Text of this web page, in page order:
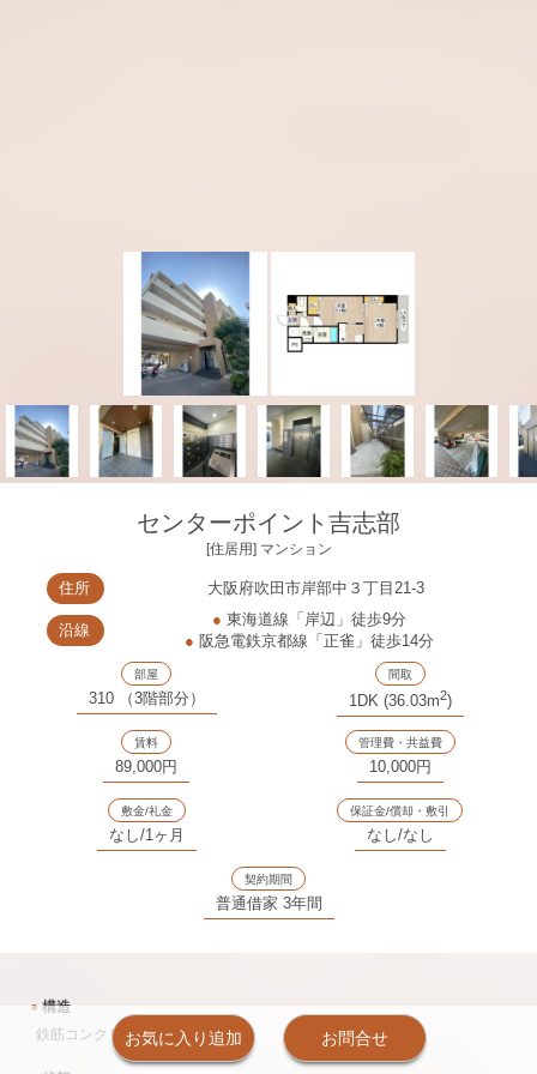
センターポイント吉志部
[住居用] マンション
住所 大阪府吹田市岸部中３丁目21-3
沿線
● 東海道線「岸辺」徒歩9分
● 阪急電鉄京都線「正雀」徒歩14分
部屋 間取
310 （3階部分） 1DK (36.03m2)
賃料 管理費・共益費
89,000円 10,000円
敷金/礼金 保証金/償却・敷引
なし/1ヶ月 なし/なし
契約期間
普通借家 3年間
● 構造
鉄筋コンクリート造 46戸 地上5階
お気に入り追加 お問合せ